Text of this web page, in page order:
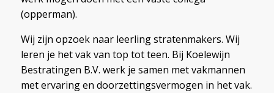
(opperman).
Wij zijn opzoek naar leerling stratenmakers. Wij
leren je het vak van top tot teen. Bij Koelewijn
Bestratingen B.V. werk je samen met vakmannen
met ervaring en doorzettingsvermogen in het vak.